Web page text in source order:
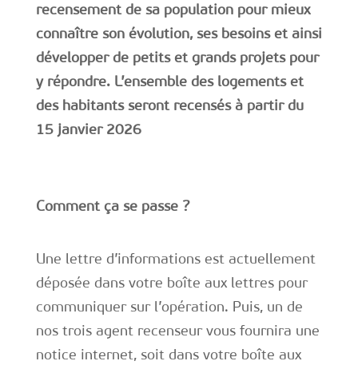
recensement de sa population pour mieux
connaître son évolution, ses besoins et ainsi
développer de petits et grands projets pour
y répondre. L’ensemble des logements et
des habitants seront recensés à partir du
15 janvier 2026
Comment ça se passe ?
Une lettre d’informations est actuellement
déposée dans votre boîte aux lettres pour
communiquer sur l’opération. Puis, un de
nos trois agent recenseur vous fournira une
notice internet, soit dans votre boîte aux